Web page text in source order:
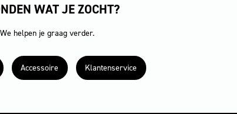
WAT JE ZOCHT?
helpen je graag verder.
Accessoire Klantenservice